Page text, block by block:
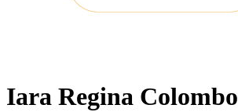
Iara Regina Colombo